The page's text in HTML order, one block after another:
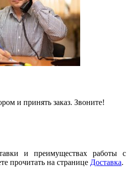
и принять заказ. Звоните!
и преимуществах работы с
прочитать на странице Доставка.